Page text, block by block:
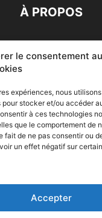
le consentement
expériences, nous
stocker et/ou accéder
à ces technologies
que le comportement de
fait de ne pas consentir ou
un effet négatif sur
Accepter
À PROPOS
Entreprises
By